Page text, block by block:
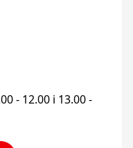
- 12.00 i 13.00 -